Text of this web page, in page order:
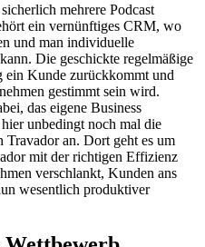
mehrere Podcast
ein vernünftiges CRM, wo
und man individuelle
Die geschickte regelmäßige
ein Kunde zurückkommt und
gestimmt sein wird.
das eigene Business
unbedingt noch mal die
Travador an. Dort geht es um
mit der richtigen Effizienz
verschlankt, Kunden ans
wesentlich produktiver